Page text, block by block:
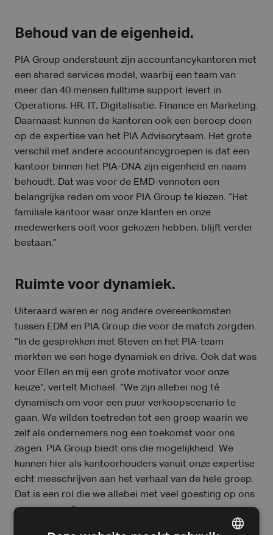
Behoud van de eigenheid.
PIA Group ondersteunt zijn accountancykantoren met
een shared services model, waarbij een team van
meer dan 40 mensen fulltime support levert in
Operations, HR, IT, Digitalisatie, Finance en Marketing.
Daarnaast kunnen de kantoren ook een beroep doen
op de expertise van het PIA Advisoryteam. Het grote
verschil met andere accountancygroepen is dat een
kantoor binnen het PIA-DNA zijn eigenheid en naam
behoudt. Dat was voor de EMD-vennoten een
belangrijke reden om voor PIA Group te kiezen. “Het
familiale kantoor waar onze klanten en onze
medewerkers ooit voor gekozen hebben, blijft verder
bestaan.”
Ruimte voor dynamiek.
Uiteraard waren er nog andere overeenkomsten
tussen EDM en PIA Group die voor de match zorgden.
“In de gesprekken met Steven en het PIA-team
merkten we een hoge dynamiek en drive. Ook dat was
voor Ellen en mij een grote motivator voor onze
keuze”, vertelt Michael. “We zijn allebei nog té
dynamisch om voor een puur verkoopscenario te
gaan. We wilden toetreden tot een groep waarin we
zelf als ondernemers nog een toekomst voor ons
zagen. PIA Group biedt ons die mogelijkheid. We
kunnen hier als kantoorhouders vanuit onze expertise
echt meeschrijven aan het verhaal van de hele groep.
Dat is een rol die we allebei met veel goesting op ons
gaan nemen.”